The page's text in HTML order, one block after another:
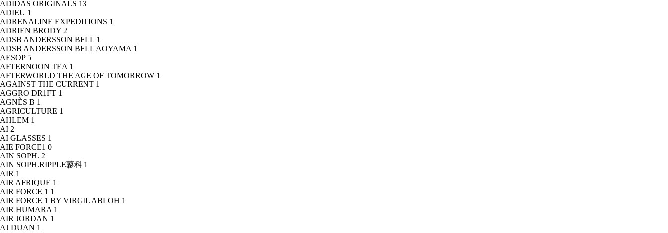
ADIDAS ORIGINALS 13
ADIEU 1
ADRENALINE EXPEDITIONS 1
ADRIEN BRODY 2
ADSB ANDERSSON BELL 1
ADSB ANDERSSON BELL AOYAMA 1
AESOP 5
AFTERNOON TEA 1
AFTERWORLD THE AGE OF TOMORROW 1
AGAINST THE CURRENT 1
AGGRO DR1FT 1
AGNÈS B 1
AGRICULTURE 1
AHLEM 1
AI 2
AI GLASSES 1
AIE FORCE1 0
AIN SOPH. 2
AIN SOPH.RIPPLE蓼科 1
AIR 1
AIR AFRIQUE 1
AIR FORCE 1 1
AIR FORCE 1 BY VIRGIL ABLOH 1
AIR HUMARA 1
AIR JORDAN 1
AJ DUAN 1